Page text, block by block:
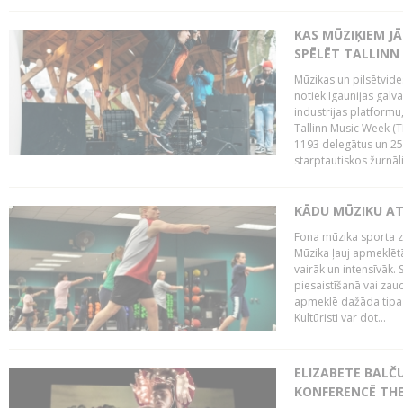
KAS MŪZIĶIEM
SPĒLĒT TALLINN
Mūzikas un
notiek Igaunijas
industrijas
Tallinn Music Week
1193 delegātus un
starptautiskos
KĀDU MŪZIKU
Fona mūzika sporta
Mūzika ļauj
vairāk un intensīvāk.
piesaistīšanā vai
apmeklē dažāda
Kultūristi var dot...
ELIZABETE
KONFERENCĒ